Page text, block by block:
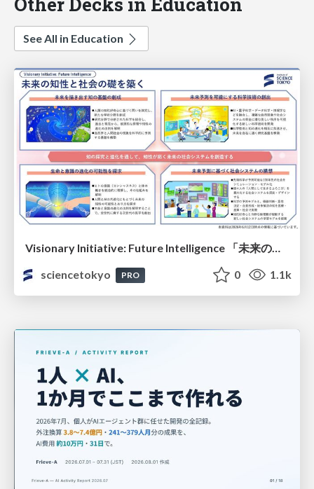
See All in Education
sciencetokyo
PRO 0 1.1k